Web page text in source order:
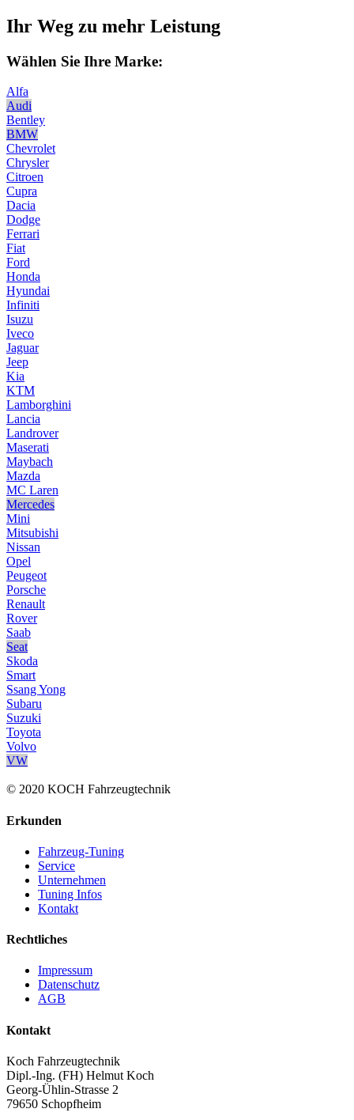
Ihr Weg zu mehr Leistung
Wählen Sie Ihre Marke:
Alfa
Audi
Bentley
BMW
Chevrolet
Chrysler
Citroen
Cupra
Dacia
Dodge
Ferrari
Fiat
Ford
Honda
Hyundai
Infiniti
Isuzu
Iveco
Jaguar
Jeep
Kia
KTM
Lamborghini
Lancia
Landrover
Maserati
Maybach
Mazda
MC Laren
Mercedes
Mini
Mitsubishi
Nissan
Opel
Peugeot
Porsche
Renault
Rover
Saab
Seat
Skoda
Smart
Ssang Yong
Subaru
Suzuki
Toyota
Volvo
VW
© 2020 KOCH Fahrzeugtechnik
Erkunden
Fahrzeug-Tuning
Service
Unternehmen
Tuning Infos
Kontakt
Rechtliches
Impressum
Datenschutz
AGB
Kontakt
Koch Fahrzeugtechnik
Dipl.-Ing. (FH) Helmut Koch
Georg-Ühlin-Strasse 2
79650 Schopfheim